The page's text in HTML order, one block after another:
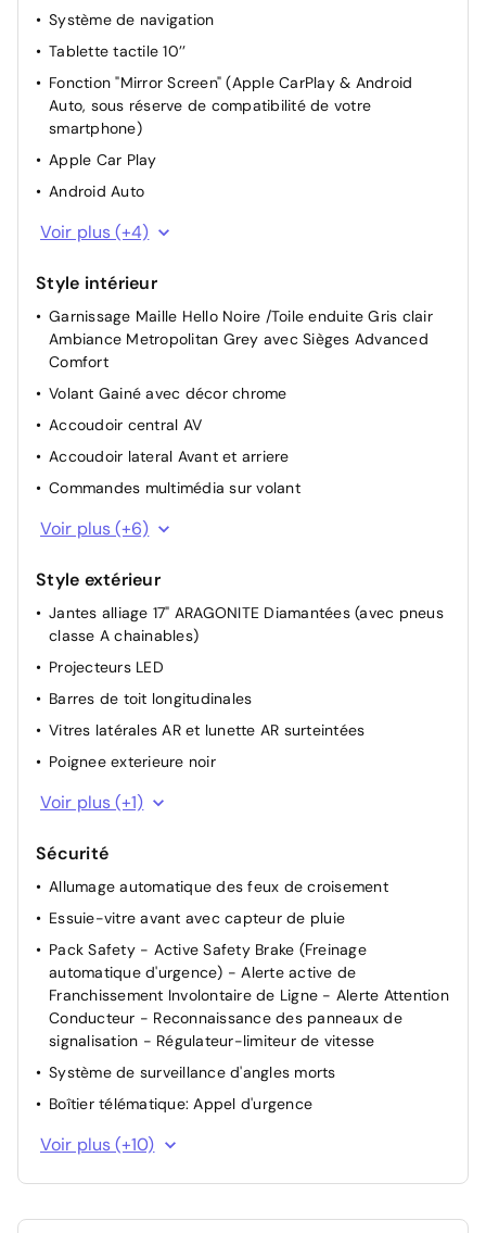
Commutation automatique des feux de route / feux de
croisement
Lève-vitres AR électriques (descente séquentielle)
Suspension Citroen Advanced Comfort
Siège conducteur avec réglage manuel en hauteur
Siège passager à réglage mécanique
Dossier du siège conducteur inclinable
Aide au démarrage en pente
Recharge rapide en courant continu de 100 kW (borne
publique)
Projecteurs réglables manuellement
Rétroviseurs extérieurs chauffants électriques
Câble de recharge pour prise domestique
Câble de recharge rapide à domicile (22 kW) ou sur
borne publique (43 kW)
Direction Assistée électrique
Système de navigation
Tablette tactile 10’’
Fonction "Mirror Screen" (Apple CarPlay & Android
Auto, sous réserve de compatibilité de votre
smartphone)
Apple Car Play
Android Auto
Citroen Head up Display (affichage tête haute couleur)
- TFT
Port USB
2 Prises USB type-C (charge rapide 3A) en rang 2
Ordinateur de bord
Voir plus (+4)
Style intérieur
Garnissage Maille Hello Noire /Toile enduite Gris clair
Ambiance Metropolitan Grey avec Sièges Advanced
Comfort
Volant Gainé avec décor chrome
Accoudoir central AV
Accoudoir lateral Avant et arriere
Commandes multimédia sur volant
Appui-tête AV réglable
Banquette AR avec dossier fractionnable 2/3 et 1/3
Miroir de courtoisie occultable sans éclairage
Pochettes de rangement à l'AR des sièges AV
Plancher de coffre escamotable
Voir plus (+6)
Style extérieur
Jantes alliage 17" ARAGONITE Diamantées (avec pneus
classe A chainables)
Projecteurs LED
Barres de toit longitudinales
Vitres latérales AR et lunette AR surteintées
Poignee exterieure noir
Coques de rétroviseurs extérieurs Noir Brillant
Voir plus (+1)
Sécurité
Allumage automatique des feux de croisement
Essuie-vitre avant avec capteur de pluie
Pack Safety - Active Safety Brake (Freinage
automatique d'urgence) - Alerte active de
Franchissement Involontaire de Ligne - Alerte Attention
Conducteur - Reconnaissance des panneaux de
signalisation - Régulateur-limiteur de vitesse
Système de surveillance d'angles morts
Boîtier télématique: Appel d'urgence
Sécurité enfant à l'arrière manuel
Voir plus (+10)